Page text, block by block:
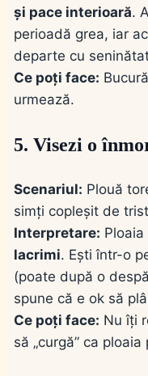
și pace interioară.
perioadă grea, iar
departe cu
Ce poți face:
urmează.
5. Visezi o
Scenariul: Plouă
simți copleșit de
Interpretare:
lacrimi. Ești într-o
(poate după o
spune că e ok să
Ce poți face: Nu îți
să „curgă” ca